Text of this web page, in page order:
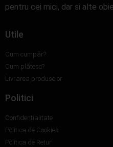
pentru cei mici, dar si alte
Utile
Cum cumpăr?
Cum plătesc?
Livrarea produselor
Politici
Confidențialitate
Politica de Cookies
Politica de Retur